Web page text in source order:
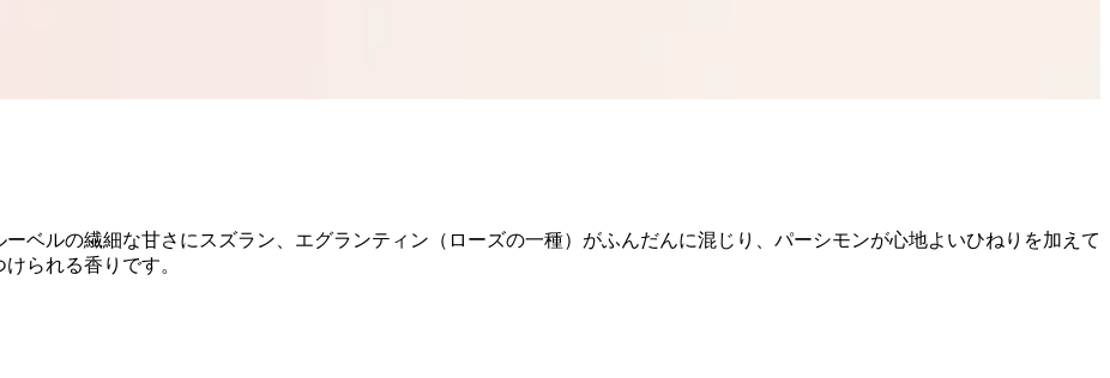
ベルの繊細な甘さにスズラン、エグランティン（ローズの一種）がふんだんに混じり、パーシモンが心地よいひねりを加えて
られる香りです。